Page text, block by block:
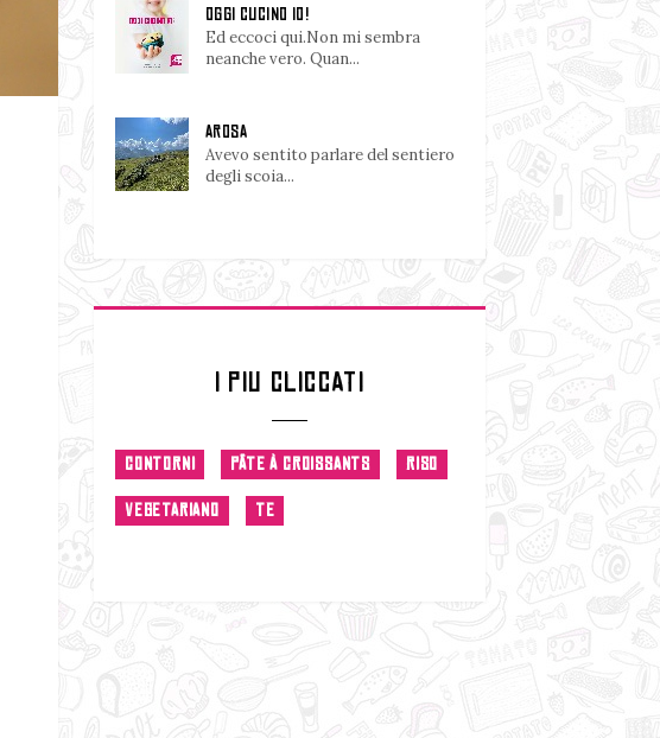
OGGI CUCINO IO!
Ed eccoci qui.Non mi sembra
neanche vero. Quan...
AROSA
Avevo sentito parlare del sentiero
degli scoia...
I PIU CLICCATI
CONTORNI PÂTE À CROISSANTS RISO
VEGETARIANO TE